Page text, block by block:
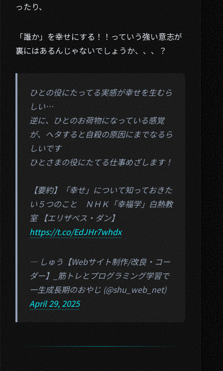
01. About
02. Works
03. Blog
04. Contact
ったり、
「誰か」を幸せにする！！っていう強い意志が
裏にはあるんじゃないでしょうか、、、？
ひとの役にたってる実感が幸せを生むら
しい…
逆に、ひとのお荷物になっている感覚
が、ヘタすると自殺の原因にまでなるら
しいです
ひとさまの役にたてる仕事めざします！
【要約】「幸せ」について知っておきた
い５つのこと ＮＨＫ「幸福学」白熱教
室 【エリザベス・ダン】
https://t.co/EdJHr7whdx
— しゅう【Webサイト制作/改良・コー
ダー】_筋トレとプログラミング学習で
一生成長期のおやじ (@shu_web_net)
April 29, 2025